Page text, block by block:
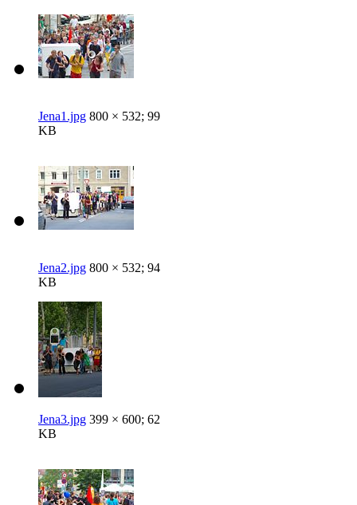
Jena1.jpg 800 × 532; 99
KB
Jena2.jpg 800 × 532; 94
KB
Jena3.jpg 399 × 600; 62
KB